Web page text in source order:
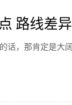
路线差
话，那肯定是大